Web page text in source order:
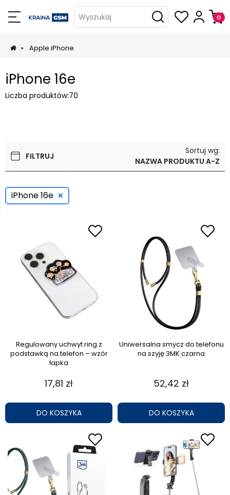
Wyszukaj
» Apple iPhone
iPhone 16e
Liczba produktów:70
FILTRUJ
Sortuj wg:
NAZWA PRODUKTU A-Z
iPhone 16e ×
Regulowany uchwyt ring z
podstawką na telefon – wzór
łapka
17,81 zł
DO KOSZYKA
Uniwersalna smycz do telefonu
na szyję 3MK czarna
52,42 zł
DO KOSZYKA